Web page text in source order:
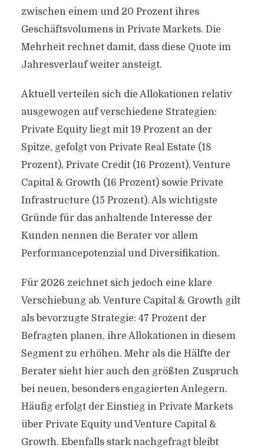
zwischen einem und 20 Prozent ihres
Geschäftsvolumens in Private Markets. Die
Mehrheit rechnet damit, dass diese Quote im
Jahresverlauf weiter ansteigt.
Aktuell verteilen sich die Allokationen relativ
ausgewogen auf verschiedene Strategien:
Private Equity liegt mit 19 Prozent an der
Spitze, gefolgt von Private Real Estate (18
Prozent), Private Credit (16 Prozent), Venture
Capital & Growth (16 Prozent) sowie Private
Infrastructure (15 Prozent). Als wichtigste
Gründe für das anhaltende Interesse der
Kunden nennen die Berater vor allem
Performancepotenzial und Diversifikation.
Für 2026 zeichnet sich jedoch eine klare
Verschiebung ab. Venture Capital & Growth gilt
als bevorzugte Strategie: 47 Prozent der
Befragten planen, ihre Allokationen in diesem
Segment zu erhöhen. Mehr als die Hälfte der
Berater sieht hier auch den größten Zuspruch
bei neuen, besonders engagierten Anlegern.
Häufig erfolgt der Einstieg in Private Markets
über Private Equity und Venture Capital &
Growth. Ebenfalls stark nachgefragt bleibt